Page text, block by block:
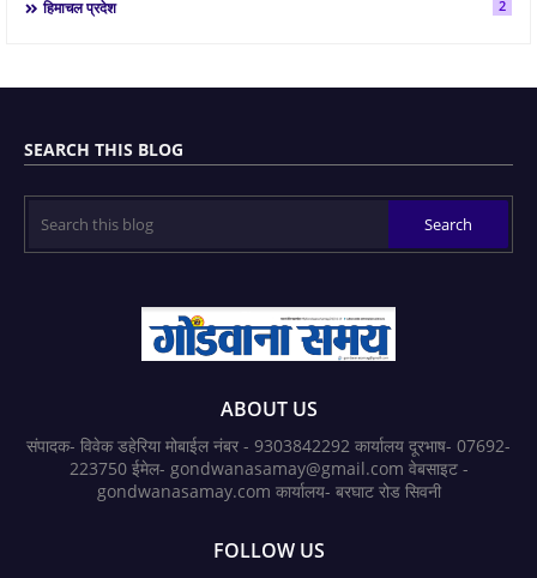
हिमाचल प्रदेश 2
SEARCH THIS BLOG
ABOUT US
संपादक- विवेक डहेरिया मोबाईल नंबर - 9303842292 कार्यालय दूरभाष- 07692-
223750 ईमेल- gondwanasamay@gmail.com वेबसाइट -
gondwanasamay.com कार्यालय- बरघाट रोड सिवनी
FOLLOW US